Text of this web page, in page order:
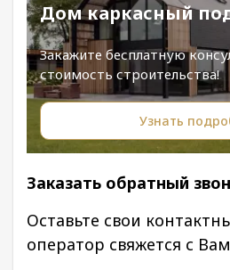
Дом каркасный
Закажите бесплатную
стоимость строительства!
Узнать
Заказать обратный
Оставьте свои
оператор свяжется с